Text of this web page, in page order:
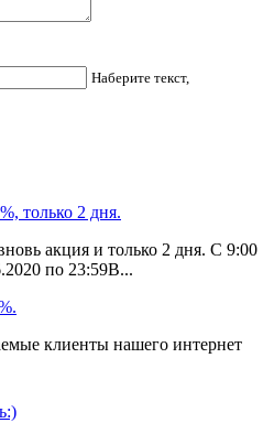
Наберите текст,
только 2 дня.
акция и только 2 дня. С 9:00
по 23:59В...
клиенты нашего интернет